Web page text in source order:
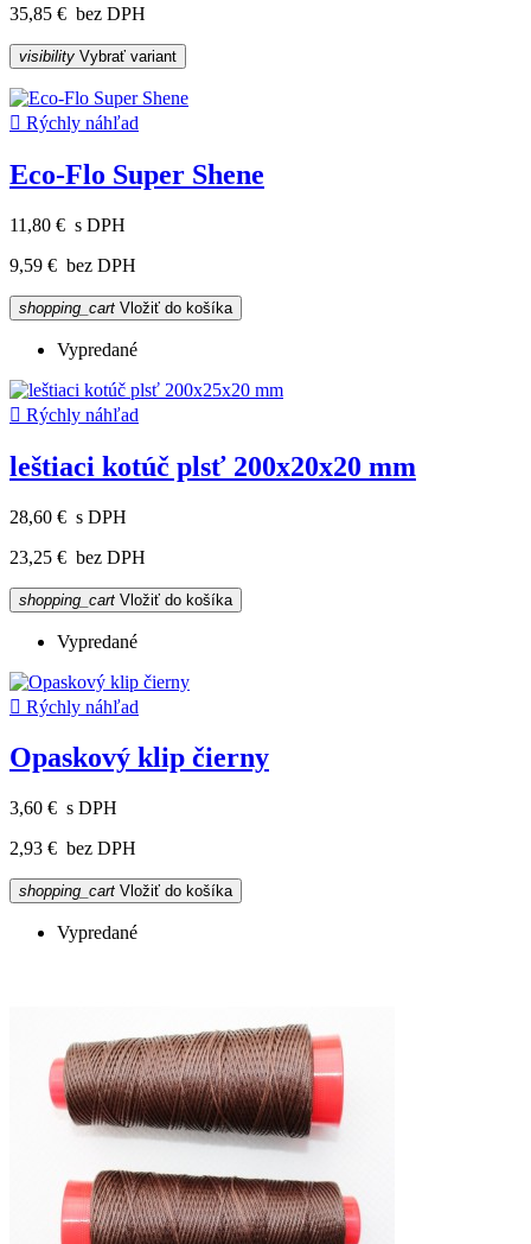
35,85 € bez DPH
visibility Vybrať variant
 Rýchly náhľad
Eco-Flo Super Shene
11,80 € s DPH
9,59 € bez DPH
shopping_cart Vložiť do košíka
Vypredané
 Rýchly náhľad
leštiaci kotúč plsť 200x20x20 mm
28,60 € s DPH
23,25 € bez DPH
shopping_cart Vložiť do košíka
Vypredané
 Rýchly náhľad
Opaskový klip čierny
3,60 € s DPH
2,93 € bez DPH
shopping_cart Vložiť do košíka
Vypredané